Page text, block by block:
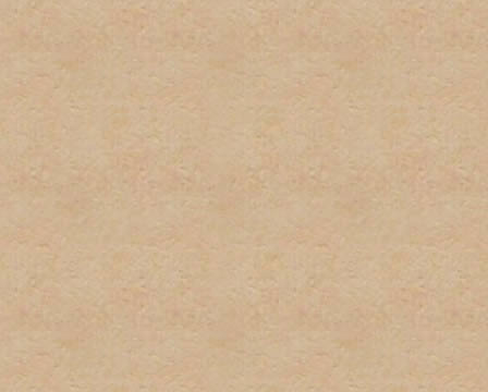
con el propósito de
7. Se tratará de poner
deberá tomar el tiempo
descripciones de los
puestos en las áreas
preguntas, asi como los